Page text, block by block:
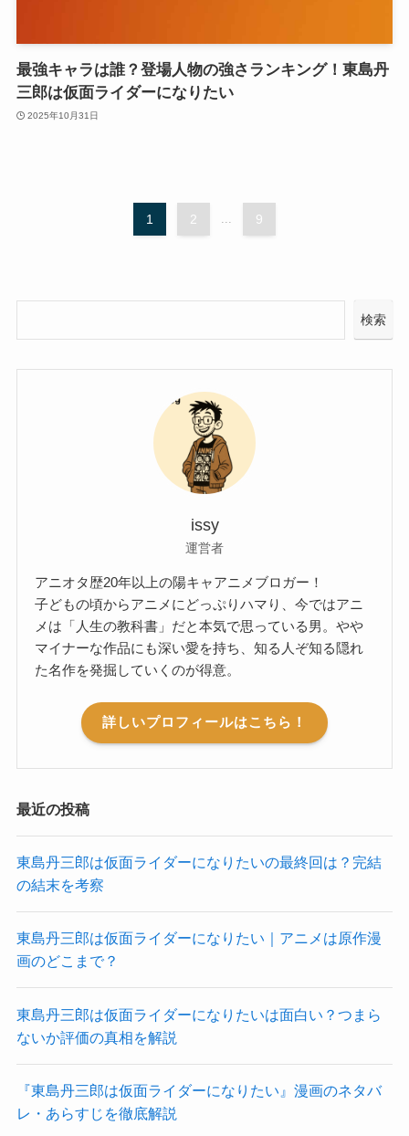
最強キャラは誰？登場人物の強さランキング！東島丹
三郎は仮面ライダーになりたい
2025年10月31日
1 2 ... 9
検索
issy
運営者
アニオタ歴20年以上の陽キャアニメブロガー！
子どもの頃からアニメにどっぷりハマり、今ではアニ
メは「人生の教科書」だと本気で思っている男。やや
マイナーな作品にも深い愛を持ち、知る人ぞ知る隠れ
た名作を発掘していくのが得意。
詳しいプロフィールはこちら！
最近の投稿
東島丹三郎は仮面ライダーになりたいの最終回は？完結
の結末を考察
東島丹三郎は仮面ライダーになりたい｜アニメは原作漫
画のどこまで？
東島丹三郎は仮面ライダーになりたいは面白い？つまら
ないか評価の真相を解説
『東島丹三郎は仮面ライダーになりたい』漫画のネタバ
レ・あらすじを徹底解説